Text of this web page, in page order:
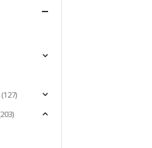
(127)